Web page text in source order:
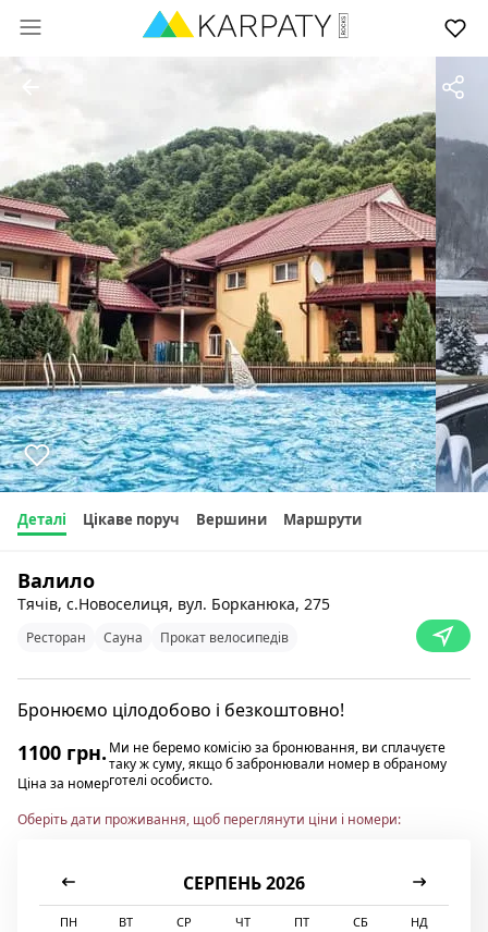
Деталі Цікаве поруч Вершини Маршрути
Валило
Тячів, с.Новоселиця, вул. Борканюка, 275
Ресторан Сауна Прокат велосипедів
Бронюємо цілодобово і безкоштовно!
1100 грн.
Ціна за номер
Ми не беремо комісію за бронювання, ви сплачуєте
таку ж суму, якщо б забронювали номер в обраному
готелі особисто.
Оберіть дати проживання, щоб переглянути ціни і номери:
СЕРПЕНЬ 2026
ПН ВТ СР ЧТ ПТ СБ НД